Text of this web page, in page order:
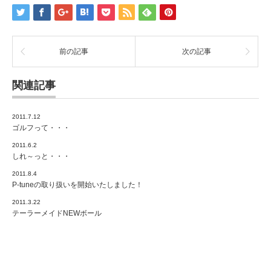
前の記事 次の記事
関連記事
2011.7.12
ゴルフって・・・
2011.6.2
しれ～っと・・・
2011.8.4
P-tuneの取り扱いを開始いたしました！
2011.3.22
テーラーメイドNEWボール